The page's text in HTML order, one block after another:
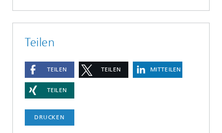
Teilen
TEILEN TEILEN MITTEILEN
TEILEN
DRUCKEN